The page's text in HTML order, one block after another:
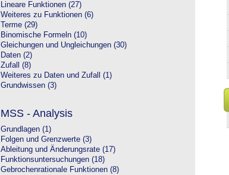
Lineare Funktionen (27)
Weiteres zu Funktionen (6)
Terme (29)
Binomische Formeln (10)
Gleichungen und Ungleichungen (30)
Daten (2)
Zufall (8)
Weiteres zu Daten und Zufall (1)
Grundwissen (3)
MSS - Analysis
Grundlagen (1)
Folgen und Grenzwerte (3)
Ableitung und Änderungsrate (17)
Funktionsuntersuchungen (18)
Gebrochenrationale Funktionen (8)